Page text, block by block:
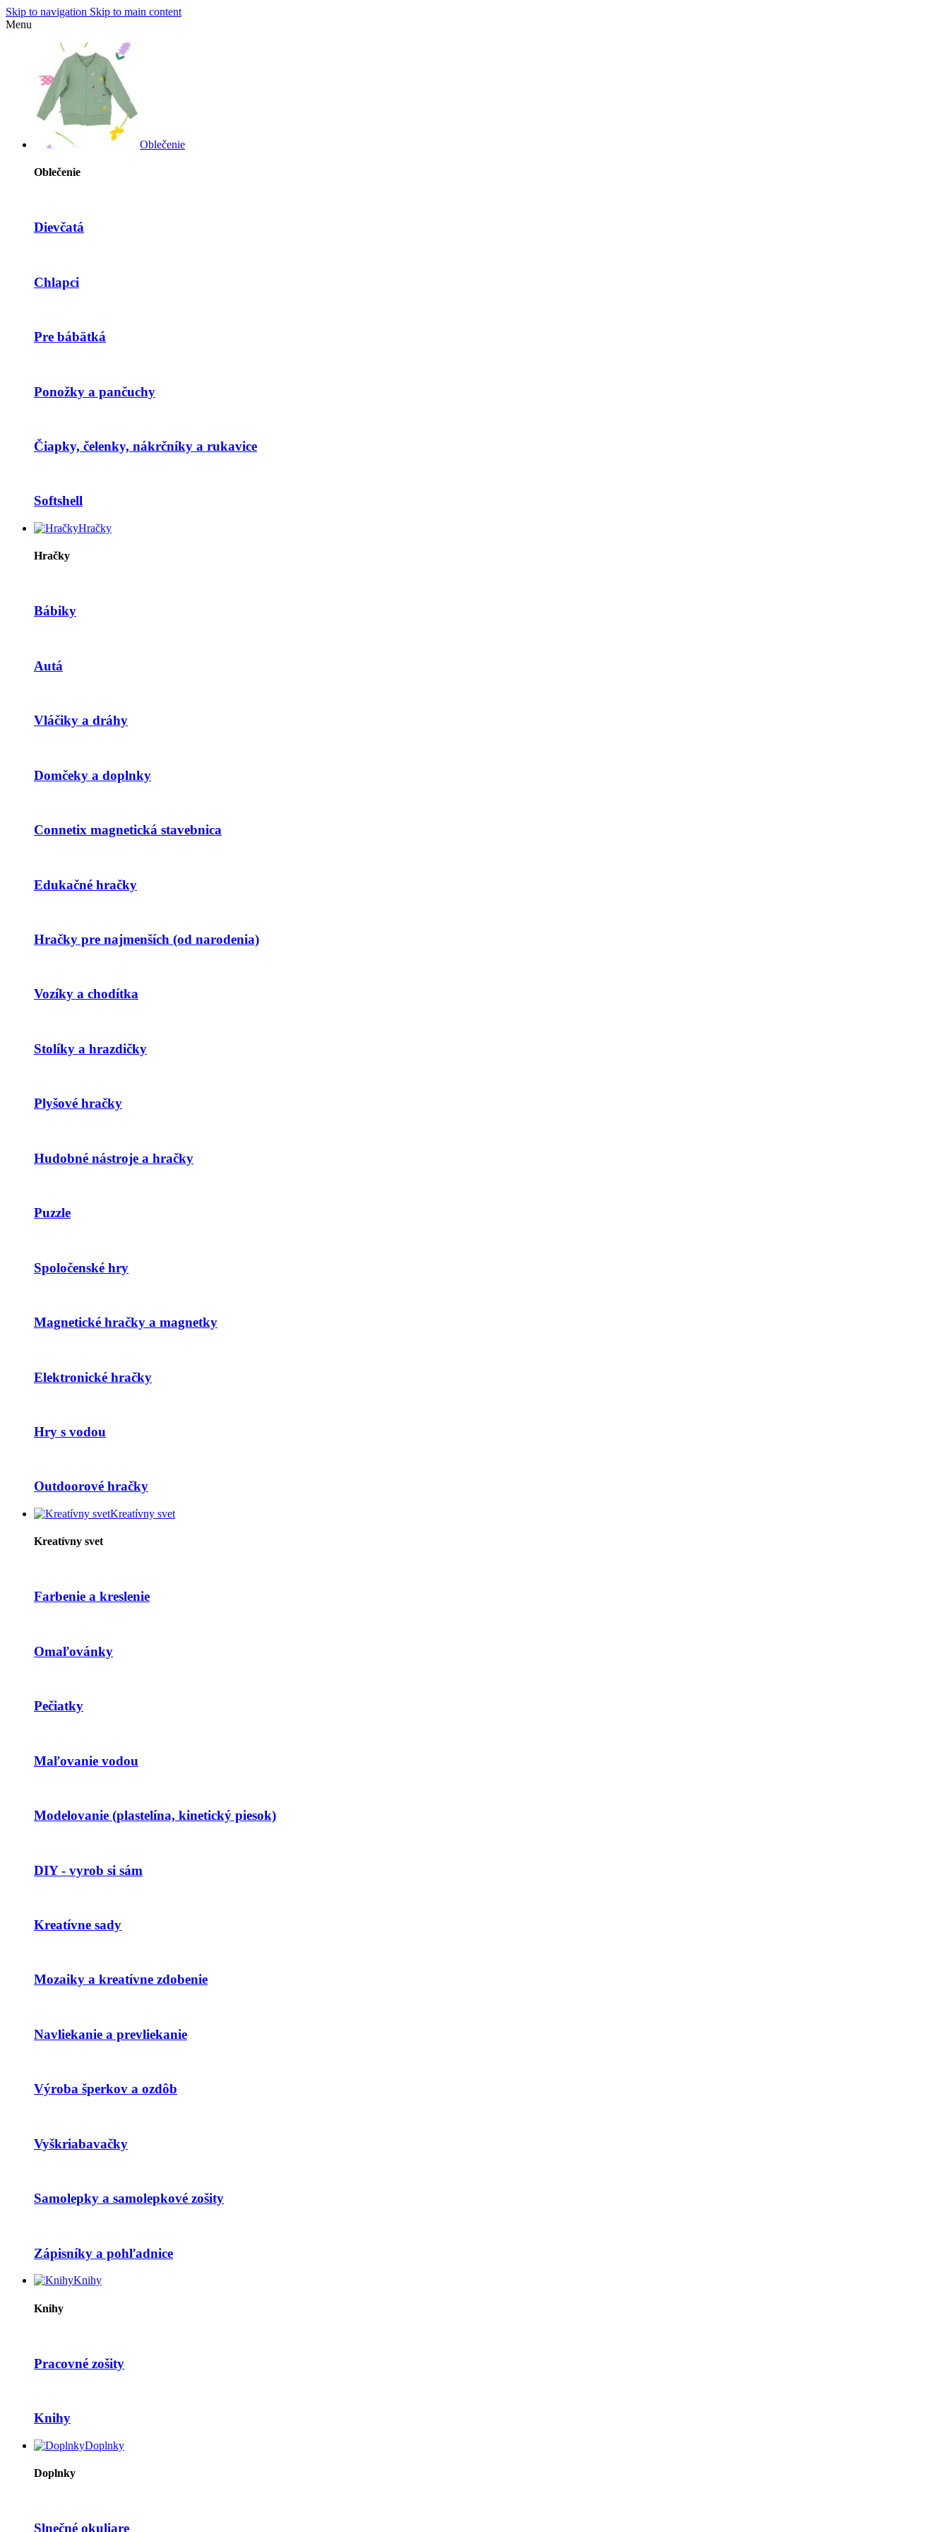
Skip to navigation Skip to main content
Menu
Oblečenie
Oblečenie
Dievčatá
Chlapci
Pre bábätká
Ponožky a pančuchy
Čiapky, čelenky, nákrčníky a rukavice
Softshell
Hračky
Hračky
Bábiky
Autá
Vláčiky a dráhy
Domčeky a doplnky
Connetix magnetická stavebnica
Edukačné hračky
Hračky pre najmenších (od narodenia)
Vozíky a chodítka
Stolíky a hrazdičky
Plyšové hračky
Hudobné nástroje a hračky
Puzzle
Spoločenské hry
Magnetické hračky a magnetky
Elektronické hračky
Hry s vodou
Outdoorové hračky
Kreatívny svet
Kreatívny svet
Farbenie a kreslenie
Omaľovánky
Pečiatky
Maľovanie vodou
Modelovanie (plastelína, kinetický piesok)
DIY - vyrob si sám
Kreatívne sady
Mozaiky a kreatívne zdobenie
Navliekanie a prevliekanie
Výroba šperkov a ozdôb
Vyškriabavačky
Samolepky a samolepkové zošity
Zápisníky a pohľadnice
Knihy
Knihy
Pracovné zošity
Knihy
Doplnky
Doplnky
Slnečné okuliare